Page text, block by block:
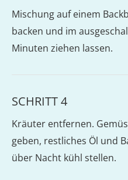
Mischung auf einem
backen und im
Minuten ziehen lassen.
SCHRITT 4
Kräuter entfernen.
geben, restliches Öl und
über Nacht kühl stellen.